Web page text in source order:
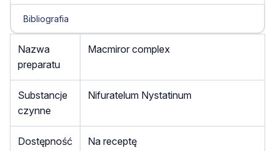
Bibliografia
Nazwa
preparatu
Macmiror complex
Substancje
czynne
Nifuratelum Nystatinum
Dostępność Na receptę